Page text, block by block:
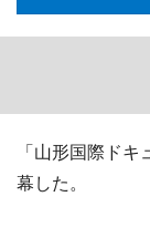
「山形国際ド
幕した。